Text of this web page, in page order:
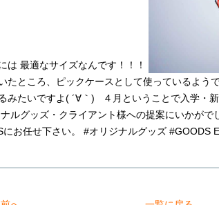
は 最適なサイズなんです！！！
たところ、ピックケースとして使っているよう
みたいですよ( ´∀｀) ４月ということで入学・
ナルグッズ・クライアント様への提案にいか
にお任せ下さい。 #オリジナルグッズ #GOODS